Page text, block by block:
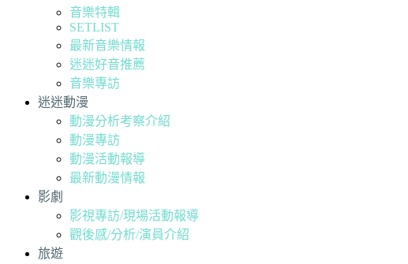
音樂特輯
SETLIST
最新音樂情報
迷迷好音推薦
音樂專訪
迷迷動漫
動漫分析考察介紹
動漫專訪
動漫活動報導
最新動漫情報
影劇
影視專訪/現場活動報導
觀後感/分析/演員介紹
旅遊